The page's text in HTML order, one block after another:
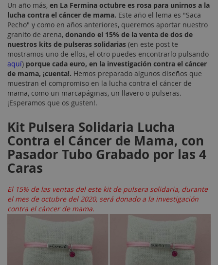
Un año más, en La Fermina octubre es rosa para unirnos a la
lucha contra el cáncer de mama. Este año el lema es "Saca
Pecho" y como en años anteriores, queremos aportar nuestro
granito de arena, donando el 15% de la venta de dos de
nuestros kits de pulseras solidarias (en este post te
mostramos uno de ellos, el otro puedes encontrarlo pulsando
aquí) porque cada euro, en la investigación contra el cáncer
de mama, ¡cuenta!. Hemos preparado algunos diseños que
muestran el compromiso en la lucha contra el cáncer de
mama, como un marcapáginas, un llavero o pulseras.
¡Esperamos que os gusten!.
Kit Pulsera Solidaria Lucha
Contra el Cáncer de Mama, con
Pasador Tubo Grabado por las 4
Caras
El 15% de las ventas del este kit de pulsera solidaria, durante
el mes de octubre del 2020, será donado a la investigación
contra el cáncer de mama.